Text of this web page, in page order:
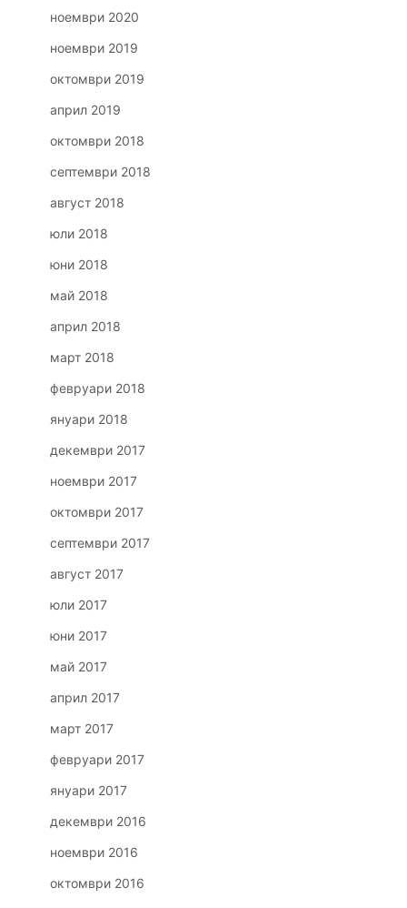
ноември 2020
ноември 2019
октомври 2019
април 2019
октомври 2018
септември 2018
август 2018
юли 2018
юни 2018
май 2018
април 2018
март 2018
февруари 2018
януари 2018
декември 2017
ноември 2017
октомври 2017
септември 2017
август 2017
юли 2017
юни 2017
май 2017
април 2017
март 2017
февруари 2017
януари 2017
декември 2016
ноември 2016
октомври 2016